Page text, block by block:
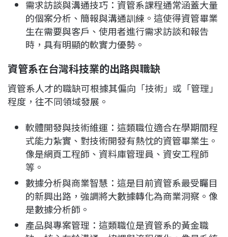
需求訪談與溝通技巧：資管系課程通常涵蓋大量
的個案分析、簡報與溝通訓練。這使得資管畢業
生在需要與客戶、使用者進行需求訪談和報告
時，具有明顯的軟實力優勢。
資管系在台灣科技業的出路與職缺
資管系人才的職缺可根據其偏向「技術」或「管理」
程度，往不同領域發展。
軟體開發與技術維運：這類職位適合在學期間程
式能力紮實、對技術開發有熱忱的資管畢業生。
像是網頁工程師、資料庫管理員、資安工程師
等。
數據分析與商業智慧：這是目前資管系最受矚目
的新興出路，強調將大數據轉化為商業洞察。像
是數據分析師。
產品與專案管理：這類職位是資管系的黃金職